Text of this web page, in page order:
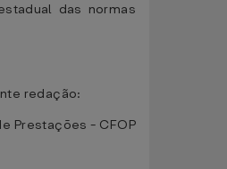
das normas
redação:
Prestações - CFOP